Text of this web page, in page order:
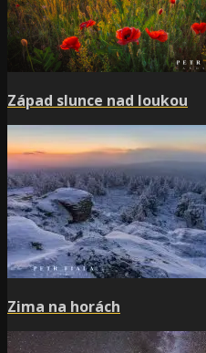
Západ slunce nad loukou
Zima na horách